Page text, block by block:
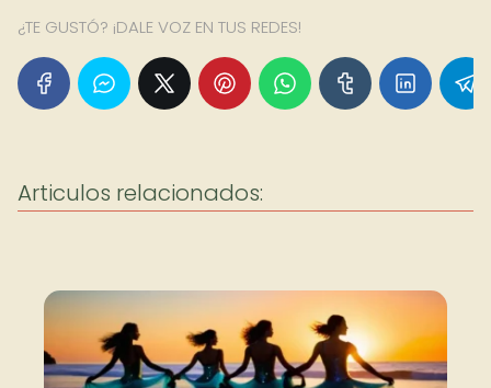
¿TE GUSTÓ? ¡DALE VOZ EN TUS REDES!
Articulos relacionados: